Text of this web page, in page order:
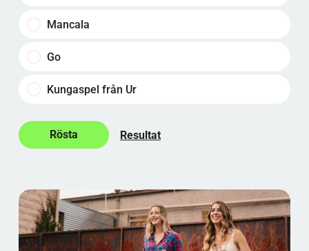
Mancala
Go
Kungaspel från Ur
Resultat